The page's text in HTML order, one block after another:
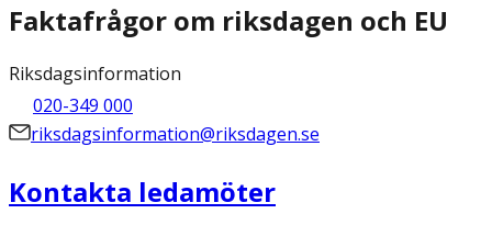
Faktafrågor om riksdagen och EU
Riksdagsinformation
020-349 000
riksdagsinformation@riksdagen.se
Kontakta ledamöter